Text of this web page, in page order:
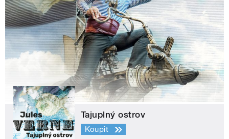
Tajuplný ostrov
Koupit